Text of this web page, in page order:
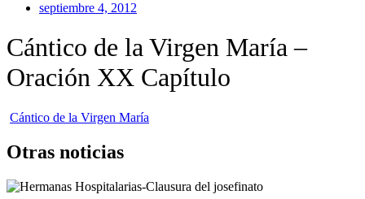
septiembre 4, 2012
Cántico de la Virgen María –
Oración XX Capítulo
Cántico de la Virgen María
Otras noticias